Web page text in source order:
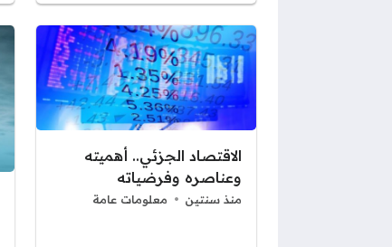
الاقتصاد الجزئي.. أهميته
وعناصره وفرضياته
منذ سنتين معلومات عامة